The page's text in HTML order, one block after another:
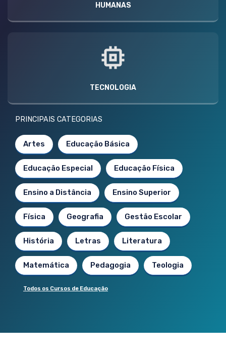
HUMANAS
TECNOLOGIA
PRINCIPAIS CATEGORIAS
Artes Educação Básica
Educação Especial Educação Física
Ensino a Distância Ensino Superior
Física Geografia Gestão Escolar
História Letras Literatura
Matemática Pedagogia Teologia
Todos os Cursos de Educação